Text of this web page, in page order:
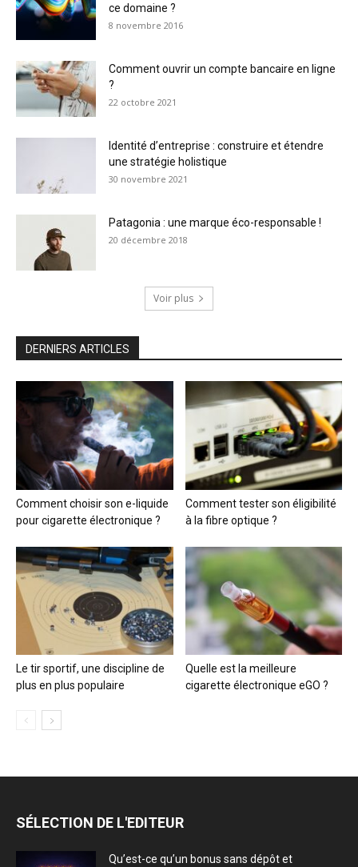
ce domaine ?
8 novembre 2016
Comment ouvrir un compte bancaire en ligne
?
22 octobre 2021
Identité d’entreprise : construire et étendre
une stratégie holistique
30 novembre 2021
Patagonia : une marque éco-responsable !
20 décembre 2018
Voir plus
DERNIERS ARTICLES
Comment choisir son e-liquide
pour cigarette électronique ?
Comment tester son éligibilité
à la fibre optique ?
Le tir sportif, une discipline de
plus en plus populaire
Quelle est la meilleure
cigarette électronique eGO ?
SÉLECTION DE L'EDITEUR
Qu’est-ce qu’un bonus sans dépôt et